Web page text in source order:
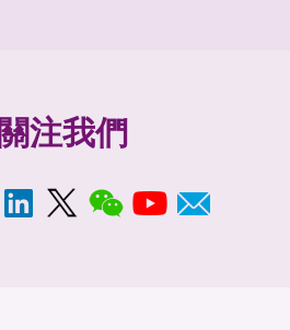
關注我們